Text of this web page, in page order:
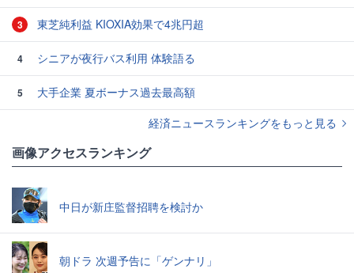
3 東芝純利益 KIOXIA効果で4兆円超
4 シニアが夜行バス利用 体験語る
5
大手企業 夏ボーナス過去最高額
経済ニュースランキングをもっと見る
画像アクセスランキング
中日が新庄監督招聘を検討か
朝ドラ 次週予告に「ゲンナリ」